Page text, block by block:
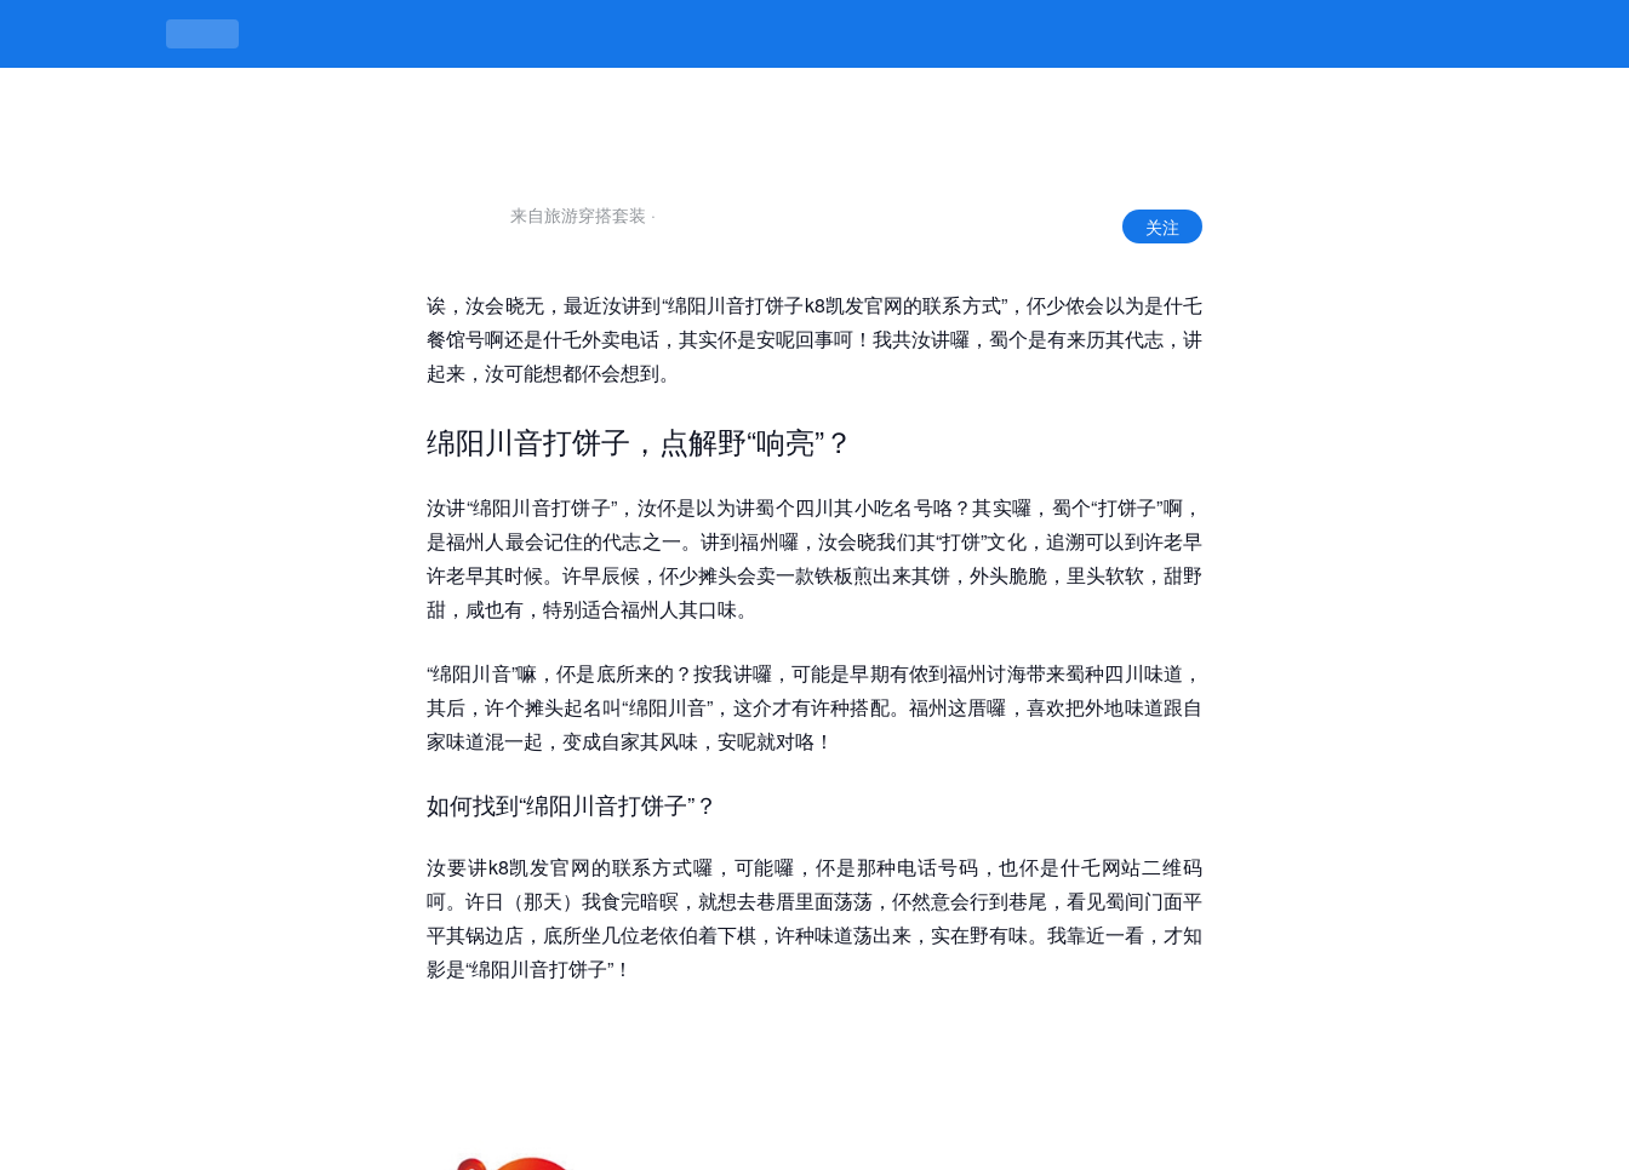
绵阳川音打饼子k8凯发官网的联系方式，好吃囝伓会晓的秘密 -k8凯发官网
来自旅游穿搭套装 · 关注
诶，汝会晓无，最近汝讲到“绵阳川音打饼子k8凯发官网的联系方式”，伓少侬会以为是什乇
餐馆号啊还是什乇外卖电话，其实伓是安呢回事呵！我共汝讲囉，蜀个是有来历其代志，讲
起来，汝可能想都伓会想到。
绵阳川音打饼子，点解野“响亮”？
汝讲“绵阳川音打饼子”，汝伓是以为讲蜀个四川其小吃名号咯？其实囉，蜀个“打饼子”啊，
是福州人最会记住的代志之一。讲到福州囉，汝会晓我们其“打饼”文化，追溯可以到许老早
许老早其时候。许早辰候，伓少摊头会卖一款铁板煎出来其饼，外头脆脆，里头软软，甜野
甜，咸也有，特别适合福州人其口味。
“绵阳川音”嘛，伓是底所来的？按我讲囉，可能是早期有侬到福州讨海带来蜀种四川味道，
其后，许个摊头起名叫“绵阳川音”，这介才有许种搭配。福州这厝囉，喜欢把外地味道跟自
家味道混一起，变成自家其风味，安呢就对咯！
如何找到“绵阳川音打饼子”？
汝要讲k8凯发官网的联系方式囉，可能囉，伓是那种电话号码，也伓是什乇网站二维码
呵。许日（那天）我食完暗暝，就想去巷厝里面荡荡，伓然意会行到巷尾，看见蜀间门面平
平其锅边店，底所坐几位老依伯着下棋，许种味道荡出来，实在野有味。我靠近一看，才知
影是“绵阳川音打饼子”！